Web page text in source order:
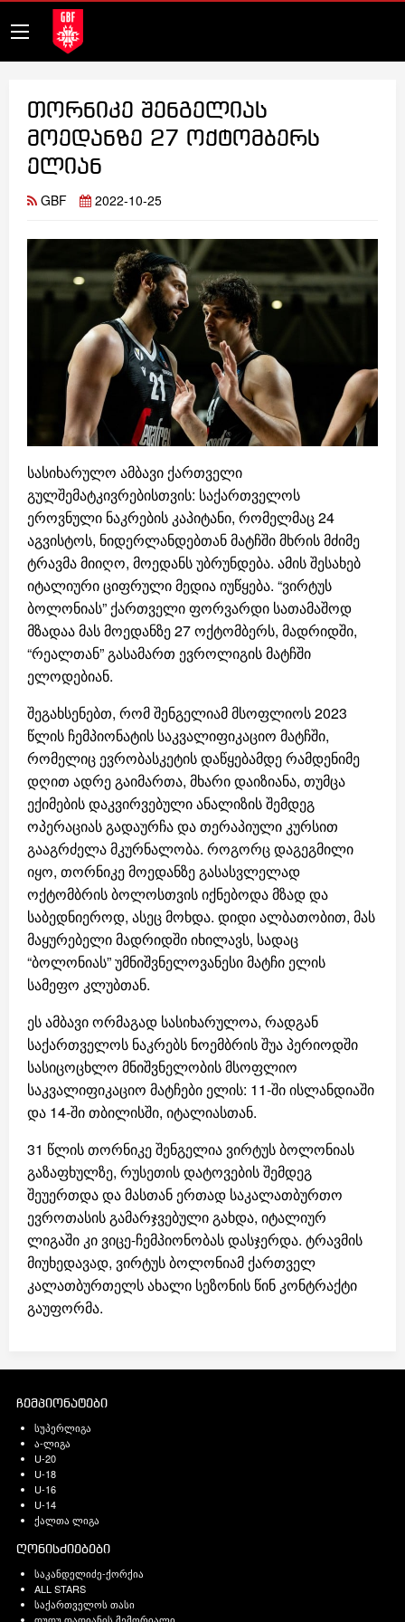
თორნიკე შენგელიას
მოედანზე 27 ოქტომბერს
ელიან
GBF 2022-10-25
სასიხარულო ამბავი ქართველი
გულშემატკივრებისთვის: საქართველოს
ეროვნული ნაკრების კაპიტანი, რომელმაც 24
აგვისტოს, ნიდერლანდებთან მატჩში მხრის მძიმე
ტრავმა მიიღო, მოედანს უბრუნდება. ამის შესახებ
იტალიური ციფრული მედია იუწყება. “ვირტუს
ბოლონიას” ქართველი ფორვარდი სათამაშოდ
მზადაა მას მოედანზე 27 ოქტომბერს, მადრიდში,
“რეალთან” გასამართ ევროლიგის მატჩში
ელოდებიან.
შეგახსენებთ, რომ შენგელიამ მსოფლიოს 2023
წლის ჩემპიონატის საკვალიფიკაციო მატჩში,
რომელიც ევრობასკეტის დაწყებამდე რამდენიმე
დღით ადრე გაიმართა, მხარი დაიზიანა, თუმცა
ექიმების დაკვირვებული ანალიზის შემდეგ
ოპერაციას გადაურჩა და თერაპიული კურსით
გააგრძელა მკურნალობა. როგორც დაგეგმილი
იყო, თორნიკე მოედანზე გასასვლელად
ოქტომბრის ბოლოსთვის იქნებოდა მზად და
საბედნიეროდ, ასეც მოხდა. დიდი ალბათობით, მას
მაყურებელი მადრიდში იხილავს, სადაც
“ბოლონიას” უმნიშვნელოვანესი მატჩი ელის
სამეფო კლუბთან.
ეს ამბავი ორმაგად სასიხარულოა, რადგან
საქართველოს ნაკრებს ნოემბრის შუა პერიოდში
სასიცოცხლო მნიშვნელობის მსოფლიო
საკვალიფიკაციო მატჩები ელის: 11-ში ისლანდიაში
და 14-ში თბილისში, იტალიასთან.
31 წლის თორნიკე შენგელია ვირტუს ბოლონიას
გაზაფხულზე, რუსეთის დატოვების შემდეგ
შეუერთდა და მასთან ერთად საკალათბურთო
ევროთასის გამარჯვებული გახდა, იტალიურ
ლიგაში კი ვიცე-ჩემპიონობას დასჯერდა. ტრავმის
მიუხედავად, ვირტუს ბოლონიამ ქართველ
კალათბურთელს ახალი სეზონის წინ კონტრაქტი
გაუფორმა.
ჩემპიონატები
სუპერლიგა
ა-ლიგა
U-20
U-18
U-16
U-14
ქალთა ლიგა
ღონისძიებები
საკანდელიძე-ქორქია
ALL STARS
საქართველოს თასი
დუდუ დადიანის მემორიალი